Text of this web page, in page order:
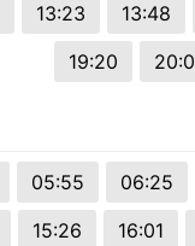
13:23 13:48
19:20
05:55 06:25
15:26 16:01